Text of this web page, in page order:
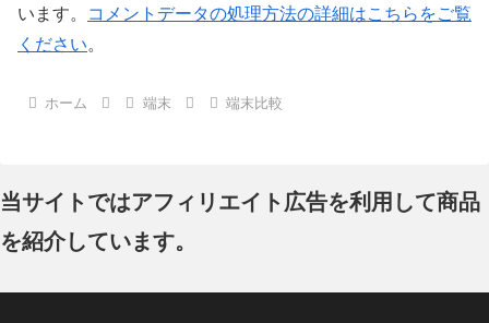
います。
コメントデータの処理方法の詳細はこちらをご覧
ください。
ホーム 端末 端末比較
当サイトではアフィリエイト広告を利用して商品
を紹介しています。